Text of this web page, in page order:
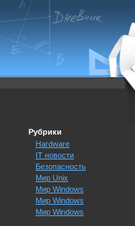
Рубрики
Hardware
IT новости
Безопасность
Мир Unix
Мир Windows
Мир Windows
Мир Windows